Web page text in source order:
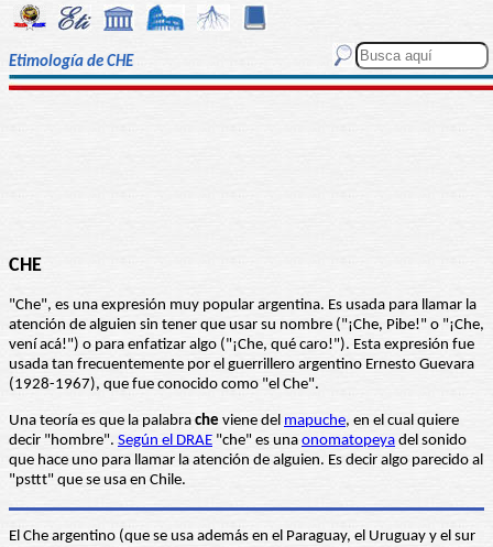
Etimología de CHE
CHE
"Che", es una expresión muy popular argentina. Es usada para llamar la
atención de alguien sin tener que usar su nombre ("¡Che, Pibe!" o "¡Che,
vení acá!") o para enfatizar algo ("¡Che, qué caro!"). Esta expresión fue
usada tan frecuentemente por el guerrillero argentino Ernesto Guevara
(1928-1967), que fue conocido como "el Che".
Una teoría es que la palabra che viene del mapuche, en el cual quiere
decir "hombre". Según el DRAE "che" es una onomatopeya del sonido
que hace uno para llamar la atención de alguien. Es decir algo parecido al
"psttt" que se usa en Chile.
El Che argentino (que se usa además en el Paraguay, el Uruguay y el sur